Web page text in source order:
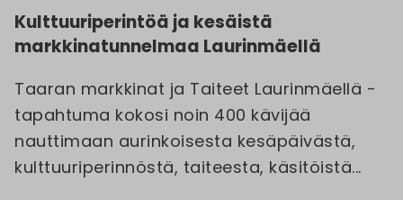
Kulttuuriperintöä ja kesäistä
markkinatunnelmaa Laurinmäellä
Taaran markkinat ja Taiteet Laurinmäellä -
tapahtuma kokosi noin 400 kävijää
nauttimaan aurinkoisesta kesäpäivästä,
kulttuuriperinnöstä, taiteesta, käsitöistä...